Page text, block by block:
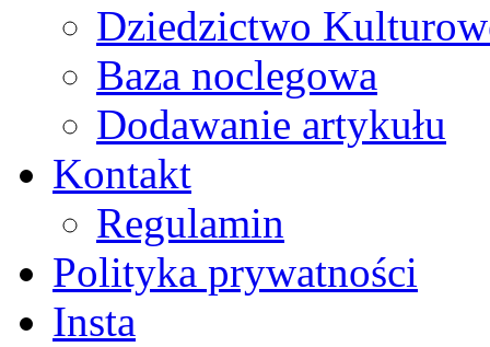
Dziedzictwo
Baza noclegowa
Dodawanie artykułu
Kontakt
Regulamin
Polityka prywatności
Insta